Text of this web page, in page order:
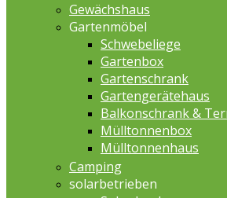
Gewächshaus
Gartenmöbel
Schwebeliege
Gartenbox
Gartenschrank
Gartengerätehaus
Balkonschrank &
Mülltonnenbox
Mülltonnenhaus
Camping
solarbetrieben